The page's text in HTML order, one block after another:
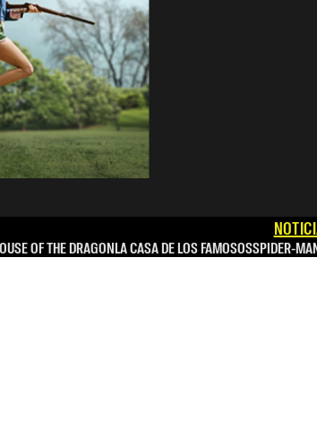
OF THE DRAGONLA CASA DE LOS FAMOSOSSPIDER-